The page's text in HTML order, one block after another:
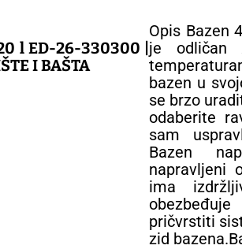
l ED-26-330300 |
I BAŠTA
Opis Bazen
je odličan
bazen u
se brzo
odaberite
sam
Bazen
napravljeni
ima
pričvrstiti
zid